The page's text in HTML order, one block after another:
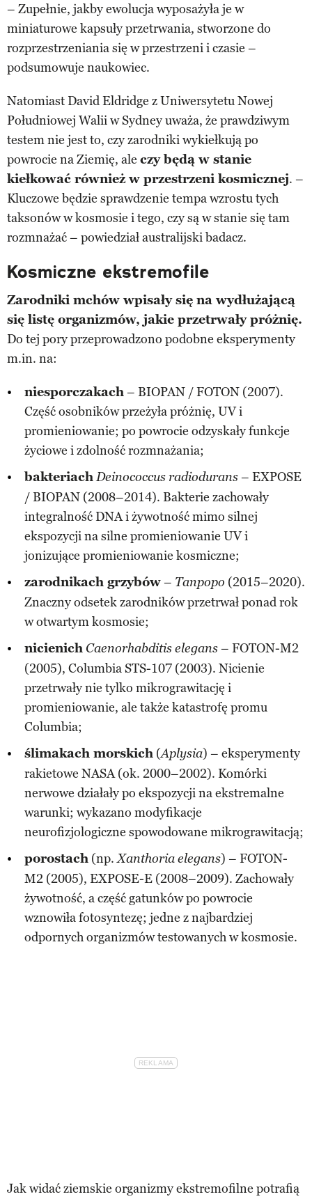
– Zupełnie, jakby ewolucja wyposażyła je w
miniaturowe kapsuły przetrwania, stworzone do
rozprzestrzeniania się w przestrzeni i czasie –
podsumowuje naukowiec.
Natomiast David Eldridge z Uniwersytetu Nowej
Południowej Walii w Sydney uważa, że prawdziwym
testem nie jest to, czy zarodniki wykiełkują po
powrocie na Ziemię, ale czy będą w stanie
kiełkować również w przestrzeni kosmicznej. –
Kluczowe będzie sprawdzenie tempa wzrostu tych
taksonów w kosmosie i tego, czy są w stanie się tam
rozmnażać – powiedział australijski badacz.
Kosmiczne ekstremofile
Zarodniki mchów wpisały się na wydłużającą
się listę organizmów, jakie przetrwały próżnię.
Do tej pory przeprowadzono podobne eksperymenty
m.in. na:
niesporczakach– BIOPAN / FOTON (2007).
Część osobników przeżyła próżnię, UV i
promieniowanie; po powrocie odzyskały funkcje
życiowe i zdolność rozmnażania;
bakteriachDeinococcus radiodurans– EXPOSE
/ BIOPAN (2008–2014). Bakterie zachowały
integralność DNA i żywotność mimo silnej
ekspozycji na silne promieniowanie UV i
jonizujące promieniowanie kosmiczne;
zarodnikach grzybów– Tanpopo (2015–2020).
Znaczny odsetek zarodników przetrwał ponad rok
w otwartym kosmosie;
nicienich Caenorhabditis elegans– FOTON-M2
(2005), Columbia STS-107 (2003). Nicienie
przetrwały nie tylko mikrograwitację i
promieniowanie, ale także katastrofę promu
Columbia;
ślimakach morskich (Aplysia) – eksperymenty
rakietowe NASA (ok. 2000–2002). Komórki
nerwowe działały po ekspozycji na ekstremalne
warunki; wykazano modyfikacje
neurofizjologiczne spowodowane mikrograwitacją;
porostach (np.Xanthoria elegans) – FOTON-
M2 (2005), EXPOSE-E (2008–2009). Zachowały
żywotność, a część gatunków po powrocie
wznowiła fotosyntezę; jedne z najbardziej
odpornych organizmów testowanych w kosmosie.
Jak widać ziemskie organizmy ekstremofilne potrafią